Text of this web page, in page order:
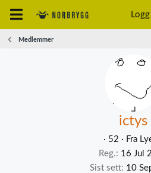
Medlemmer
ictys
· 52 · Fra
Reg.
16 Jul
Sist sett
10